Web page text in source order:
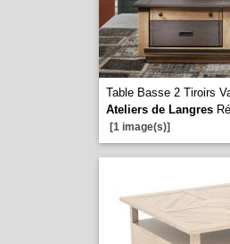
Table Basse 2 Tiroirs
Ateliers de Langres
[1 image(s)]